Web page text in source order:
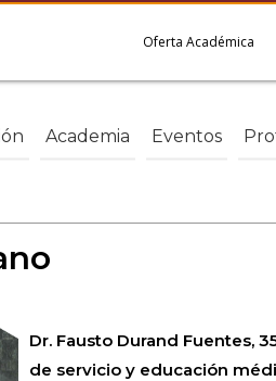
Oferta Académica
Academia Eventos
Dr. Fausto Durand Fuentes,
de servicio y educación